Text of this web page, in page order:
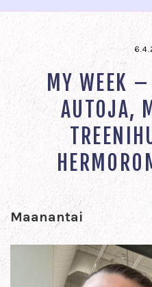
MY WEEK
AUTOJA,
Maanantai